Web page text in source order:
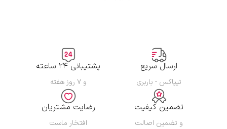
ارسال سریع
تیپاکس - باربری
پشتیبانی ۲۴ ساعته
و ۷ روز هفته
تضمین کیفیت
و تضمین اصالت
رضایت مشتریان
افتخار ماست